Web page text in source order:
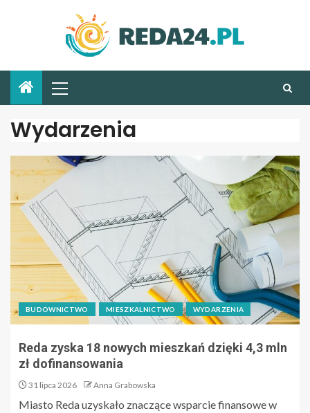
Wydarzenia
BUDOWNICTWO MIESZKALNICTWO WYDARZENIA
Reda zyska 18 nowych mieszkań dzięki 4,3 mln
zł dofinansowania
31 lipca 2026 Anna Grabowska
Miasto Reda uzyskało znaczące wsparcie finansowe w